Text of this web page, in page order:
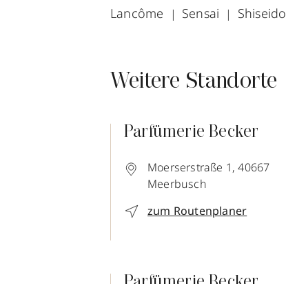
Lancôme
Sensai Shiseido
Weitere Standorte
Parfümerie Becker
Moerserstraße 1, 40667
Meerbusch
zum Routenplaner